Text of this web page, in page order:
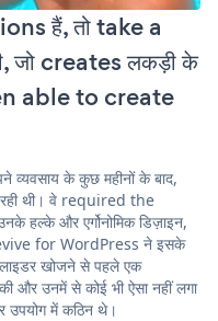
हैं, तो take a
जो creates लकड़ी के
able to create
व्यवसाय के कुछ महीनों के बाद,
थी। वे required the
हल्के और एर्गोनोमिक डिज़ाइन,
for WordPress ने इसके
स्लाइडर खोजने से पहले एक
उनमें से कोई भी ऐसा नहीं लगा
उपयोग में कठिन थे।